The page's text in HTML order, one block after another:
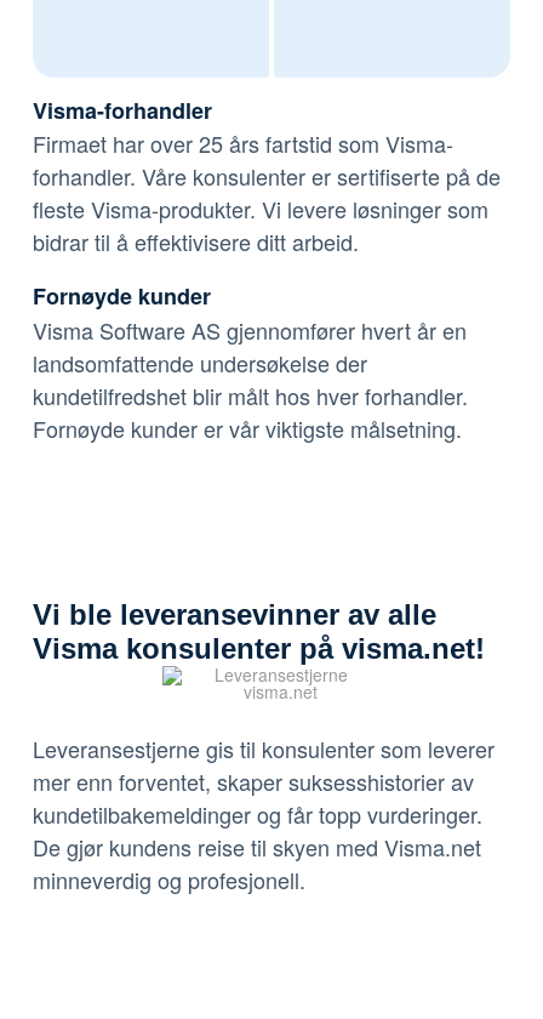
Visma-forhandler
Firmaet har over 25 års fartstid som Visma-
forhandler. Våre konsulenter er sertifiserte på de
fleste Visma-produkter. Vi levere løsninger som
bidrar til å effektivisere ditt arbeid.
Fornøyde kunder
Visma Software AS gjennomfører hvert år en
landsomfattende undersøkelse der
kundetilfredshet blir målt hos hver forhandler.
Fornøyde kunder er vår viktigste målsetning.
Vi ble leveransevinner av alle
Visma konsulenter på visma.net!
Leveransestjerne gis til konsulenter som leverer
mer enn forventet, skaper suksesshistorier av
kundetilbakemeldinger og får topp vurderinger.
De gjør kundens reise til skyen med Visma.net
minneverdig og profesjonell.